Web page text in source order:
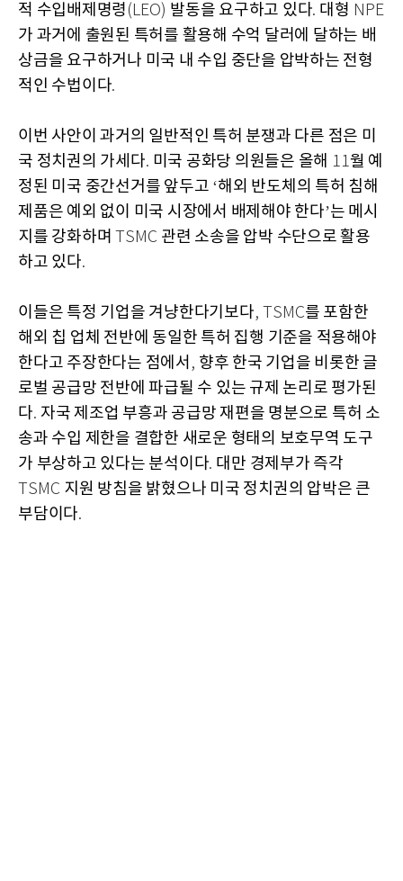
적 수입배제명령 (LEO) 발동을 요구하고 있다. 대형 NPE
가 과거에 출원된 특허를 활용해 수억 달러에 달하는 배
상금을 요구하거나 미국 내 수입 중단을 압박하는 전형
적인 수법이다.
이번 사안이 과거의 일반적인 특허 분쟁과 다른 점은 미
국 정치권의 가세다. 미국 공화당 의원들은 올해 11월 예
정된 미국 중간선거를 앞두고 ‘해외 반도체의 특허 침해
제품은 예외 없이 미국 시장에서 배제해야 한다’는 메시
지를 강화하며 TSMC 관련 소송을 압박 수단으로 활용
하고 있다.
이들은 특정 기업을 겨냥한다기보다, TSMC를 포함한
해외 칩 업체 전반에 동일한 특허 집행 기준을 적용해야
한다고 주장한다는 점에서 , 향후 한국 기업을 비롯한 글
로벌 공급망 전반에 파급될 수 있는 규제 논리로 평가된
다. 자국 제조업 부흥과 공급망 재편을 명분으로 특허 소
송과 수입 제한을 결합한 새로운 형태의 보호무역 도구
가 부상하고 있다는 분석이다. 대만 경제부가 즉각
TSMC 지원 방침을 밝혔으나 미국 정치권의 압박은 큰
부담이다.